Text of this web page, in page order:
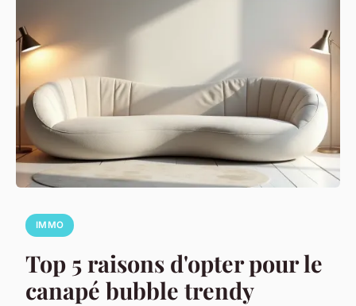
IMMO
Top 5 raisons d'opter pour le
canapé bubble trendy